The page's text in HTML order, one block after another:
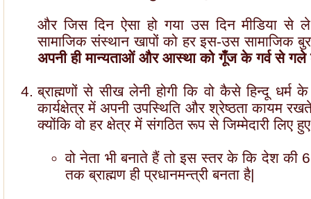
और जिस दिन ऐसा हो गया उस दिन मीडिया से ले
सामाजिक संस्थान खापों को हर इस-उस सामाजिक
अपनी ही मान्यताओं और आस्था को गूँज के गर्व से
ब्राह्मणों से सीख लेनी होगी कि वो कैसे हिन्दू धर्म
कार्यक्षेत्र में अपनी उपस्थिति और श्रेष्ठता कायम
क्योंकि वो हर क्षेत्र में संगठित रूप से जिम्मेदारी लिए
वो नेता भी बनाते हैं तो इस स्तर के कि देश की
तक ब्राह्मण ही प्रधानमन्त्री बनता है|